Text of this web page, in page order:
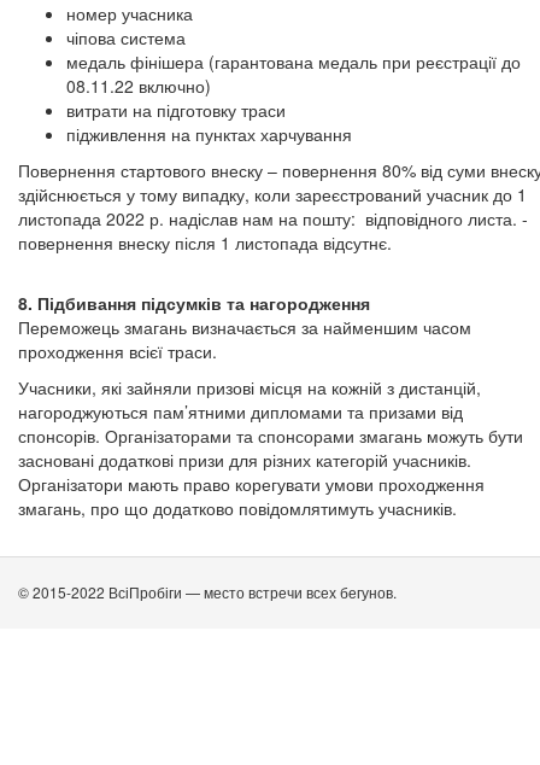
номер учасника
чіпова система
медаль фінішера (гарантована медаль при реєстрації до
08.11.22 включно)
витрати на підготовку траси
підживлення на пунктах харчування
Повернення стартового внеску – повернення 80% від суми
здійснюється у тому випадку, коли зареєстрований учасник до 1
листопада 2022 р. надіслав нам на пошту: відповідного листа. -
повернення внеску після 1 листопада відсутнє.
8. Підбивання підсумків та нагородження
Переможець змагань визначається за найменшим часом
проходження всієї траси.
Учасники, які зайняли призові місця на кожній з дистанцій,
нагороджуються пам’ятними дипломами та призами від
спонсорів. Організаторами та спонсорами змагань можуть бути
засновані додаткові призи для різних категорій учасників.
Організатори мають право корегувати умови проходження
змагань, про що додатково повідомлятимуть учасників.
© 2015-2022 ВсіПробіги — место встречи всех бегунов.